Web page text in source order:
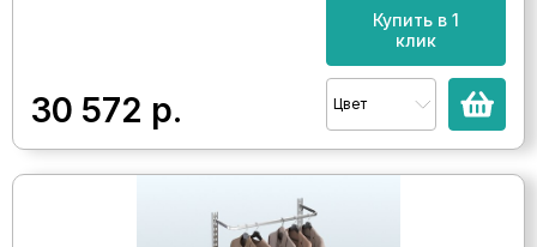
30 572 р.
Купить в 1
клик
Цвет